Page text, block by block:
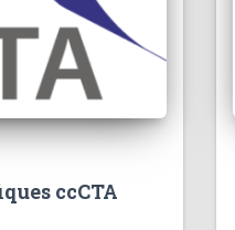
ccCTA